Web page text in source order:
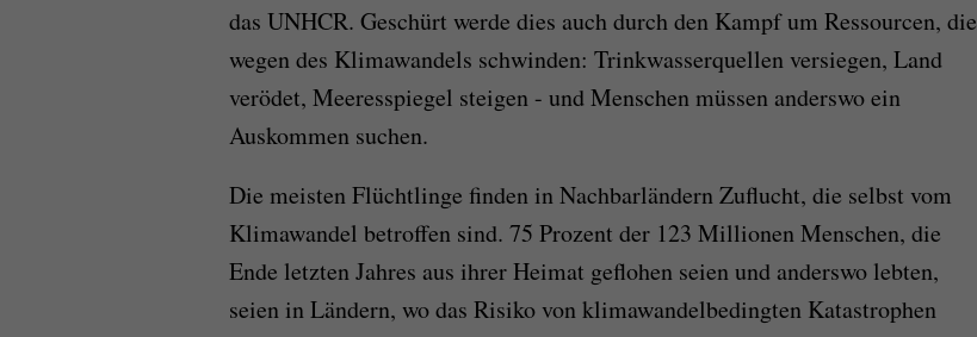
das UNHCR. Geschürt werde dies auch durch den Kampf um Ressourcen, die
wegen des Klimawandels schwinden: Trinkwasserquellen versiegen, Land
verödet, Meeresspiegel steigen - und Menschen müssen anderswo ein
Auskommen suchen.
Die meisten Flüchtlinge finden in Nachbarländern Zuflucht, die selbst vom
Klimawandel betroffen sind. 75 Prozent der 123 Millionen Menschen, die
Ende letzten Jahres aus ihrer Heimat geflohen seien und anderswo lebten,
seien in Ländern, wo das Risiko von klimawandelbedingten Katastrophen